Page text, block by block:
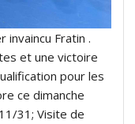
invaincu Fratin .
et une victoire
pour les
ce dimanche
31; Visite de